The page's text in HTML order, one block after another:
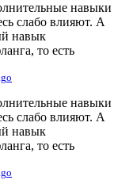
навыки
слабо влияют. А
навык
то есть
навыки
слабо влияют. А
навык
то есть